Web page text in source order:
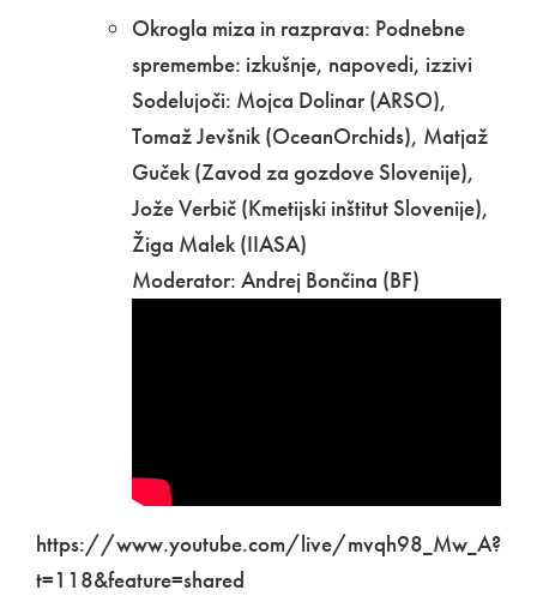
Okrogla miza in razprava: Podnebne
spremembe: izkušnje, napovedi, izzivi
Sodelujoči: Mojca Dolinar (ARSO),
Tomaž Jevšnik (OceanOrchids), Matjaž
Guček (Zavod za gozdove Slovenije),
Jože Verbič (Kmetijski inštitut Slovenije),
Žiga Malek (IIASA)
Moderator: Andrej Bončina (BF)
https://www.youtube.com/live/mvqh98_Mw_A?
t=118&feature=shared